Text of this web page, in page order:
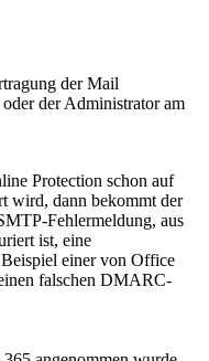
der Mail
der Administrator am
Protection schon auf
wird, dann bekommt der
Fehlermeldung, aus
ist, eine
einer von Office
falschen DMARC-